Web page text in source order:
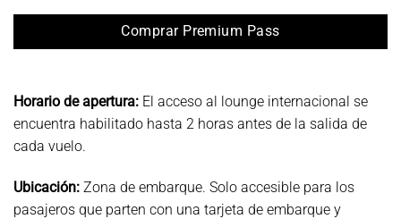
Comprar Premium Pass
Horario de apertura: El acceso al lounge internacional se
encuentra habilitado hasta 2 horas antes de la salida de
cada vuelo.
Ubicación: Zona de embarque. Solo accesible para los
pasajeros que parten con una tarjeta de embarque y